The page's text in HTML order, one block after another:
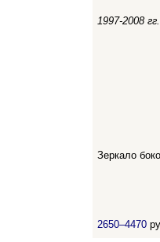
1997-2008 гг.
Зеркало
2650–4470